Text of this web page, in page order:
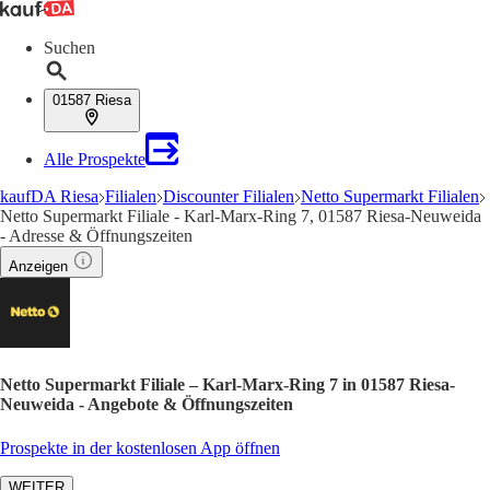
Suchen
01587 Riesa
Alle Prospekte
kaufDA Riesa Filialen Discounter Filialen Netto Supermarkt Filialen
Netto Supermarkt Filiale - Karl-Marx-Ring 7, 01587 Riesa-Neuweida
- Adresse & Öffnungszeiten
Anzeigen
Netto Supermarkt Filiale – Karl-Marx-Ring 7 in 01587 Riesa-
Neuweida - Angebote & Öffnungszeiten
Prospekte in der kostenlosen App öffnen